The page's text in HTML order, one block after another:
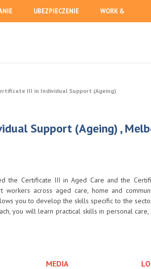
UBEZPIECZENIE WORK &
III in Individual Support (Ageing)
Support (Ageing) ,
the Certificate III in Aged Care and the
workers across aged care, home and
you to develop the skills specific to the
you will learn practical skills in personal
MEDIA